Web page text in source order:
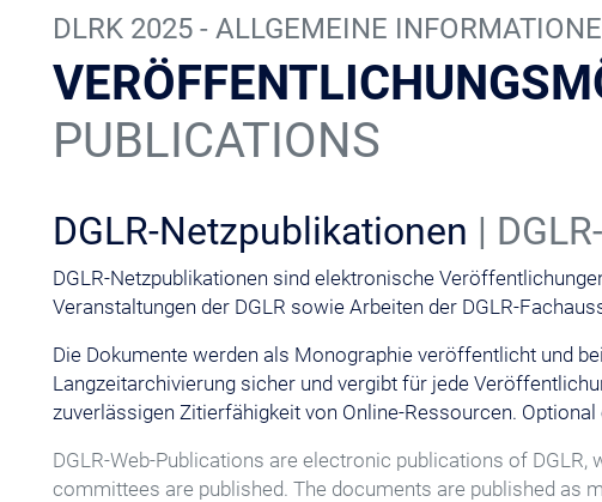
DLRK 2025 - ALLGEMEINE
PUBLICATIONS
DGLR-Netzpublikationen |
DGLR-Netzpublikationen sind elektronische
Veranstaltungen der DGLR sowie Arbeiten der DGLR-
Die Dokumente werden als Monographie veröffentlicht und
Langzeitarchivierung sicher und vergibt für jede
zuverlässigen Zitierfähigkeit von Online-Ressourcen.
DGLR-Web-Publications are electronic publications of
committees are published. The documents are published as